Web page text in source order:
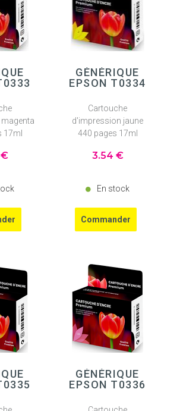
17ml
€
GÉNÉRIQUE
EPSON T0334
Cartouche
d'impression jaune
440 pages 17ml
3.54 €
En stock
GÉNÉRIQUE
EPSON T0336